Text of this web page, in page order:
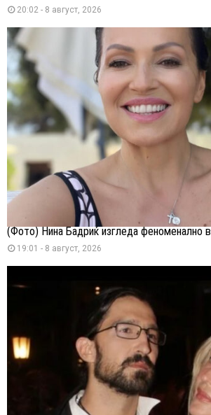
20:02 - 8 август, 2026
(Фото) Нина Бадриќ изгледа феноменално
19:01 - 8 август, 2026